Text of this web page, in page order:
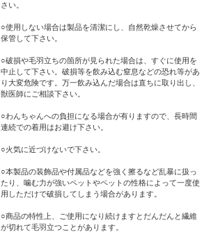
さい。
○使用しない場合は製品を清潔にし、自然乾燥させてから
保管して下さい。
○破損や毛羽立ちの箇所が見られた場合は、すぐに使用を
中止して下さい。破損等を飲み込む窒息などの恐れ等があ
り大変危険です。万一飲み込んだ場合は直ちに取り出し、
獣医師にご相談下さい。
○わんちゃんへの負担になる場合が有りますので、長時間
連続での着用はお避け下さい。
○火気に近づけないで下さい。
○本製品の装飾品や付属品などを強く擦るなど乱暴に扱っ
たり、噛む力が強いペットやペットの性格によって一度使
用しただけで破損してしまう場合があります。
○商品の特性上、ご使用になり続けますとだんだんと繊維
が切れて毛羽立つことがあります。